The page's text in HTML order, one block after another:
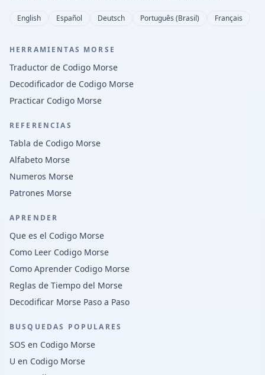
English Español Deutsch Português (Brasil) Français
HERRAMIENTAS MORSE
Traductor de Codigo Morse
Decodificador de Codigo Morse
Practicar Codigo Morse
REFERENCIAS
Tabla de Codigo Morse
Alfabeto Morse
Numeros Morse
Patrones Morse
APRENDER
Que es el Codigo Morse
Como Leer Codigo Morse
Como Aprender Codigo Morse
Reglas de Tiempo del Morse
Decodificar Morse Paso a Paso
BUSQUEDAS POPULARES
SOS en Codigo Morse
U en Codigo Morse